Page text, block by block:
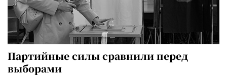
Партийные силы сравнили перед
выборами